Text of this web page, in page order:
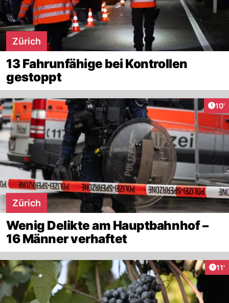
Zürich
13 Fahrunfähige bei Kontrollen
gestoppt
10'
Zürich
Wenig Delikte am Hauptbahnhof –
16 Männer verhaftet
11'